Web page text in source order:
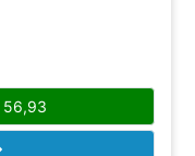
56,93